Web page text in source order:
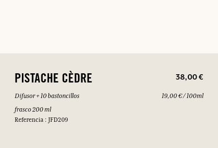
PISTACHE CÈDRE 38,00 €
Difusor + 10 bastoncillos
frasco 200 ml
Referencia : JFD209
19,00 € / 100ml